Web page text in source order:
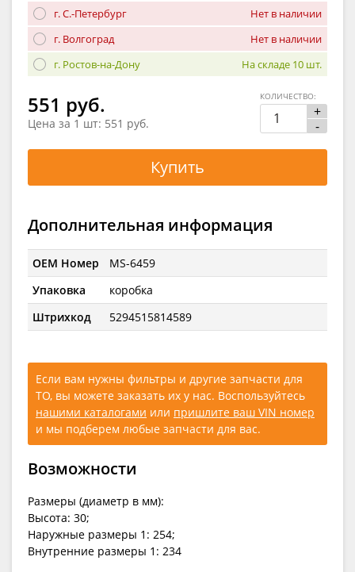
г. С.-Петербург
Нет в наличии
г. Волгоград
Нет в наличии
г. Ростов-на-Дону
На складе 10 шт.
551 руб.
Цена за 1 шт: 551 руб.
+
-
КОЛИЧЕСТВО:
Купить
Дополнительная информация
OEM Номер
MS-6459
Упаковка
коробка
Штрихкод
5294515814589
Если вам нужны фильтры и другие запчасти для
ТО, вы можете заказать их у нас. Воспользуйтесь
нашими каталогами или пришлите ваш VIN номер
и мы подберем любые запчасти для вас.
Возможности
Размеры (диаметр в мм):
Высота: 30;
Наружные размеры 1: 254;
Внутренние размеры 1: 234